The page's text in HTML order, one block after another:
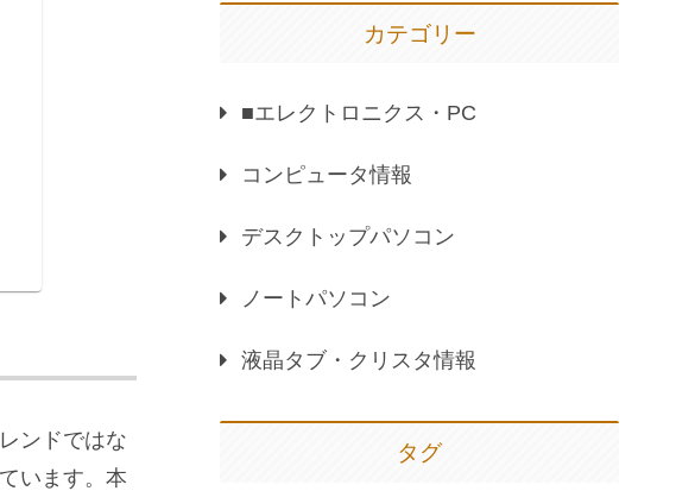
ンドではな
います。本
カテゴリー
■エレクトロニクス・PC
コンピュータ情報
デスクトップパソコン
ノートパソコン
液晶タブ・クリスタ情報
タグ